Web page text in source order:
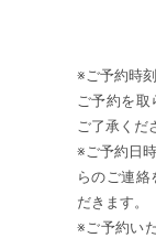
※ご予約時
ご予約を取
ご了承くだ
※ご予約日
らのご連絡
だきます。
※ご予約い